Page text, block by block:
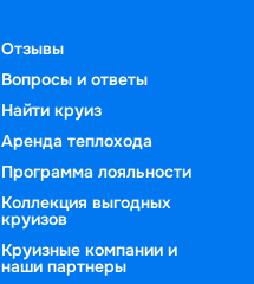
Отзывы
Вопросы и ответы
Найти круиз
Аренда теплохода
Программа лояльности
Коллекция выгодных
круизов
Круизные компании и
наши партнеры